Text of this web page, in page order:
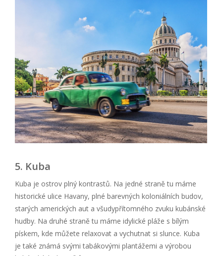
5. Kuba
Kuba je ostrov plný kontrastů. Na jedné straně tu máme
historické ulice Havany, plné barevných koloniálních budov,
starých amerických aut a všudypřítomného zvuku kubánské
hudby. Na druhé straně tu máme idylické pláže s bílým
pískem, kde můžete relaxovat a vychutnat si slunce. Kuba
je také známá svými tabákovými plantážemi a výrobou